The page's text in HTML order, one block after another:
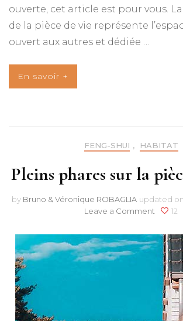
ouverte, cet article est pour vous.
de la pièce de vie représente
ouvert aux autres et dédiée …
En savoir +
FENG-SHUI , HABITAT
Pleins phares sur la
by Bruno & Véronique ROBAGLIA updated on
Leave a Comment on
phares
sur
pièce
garage
12